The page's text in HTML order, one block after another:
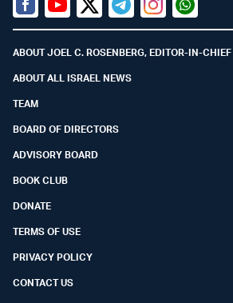
Facebook
YoutubeTwitter (X)
TelegramInstagramWhatsapp
ABOUT JOEL C. ROSENBERG, EDITOR-IN-CHIEF
ABOUT ALL ISRAEL NEWS
TEAM
BOARD OF DIRECTORS
ADVISORY BOARD
BOOK CLUB
DONATE
TERMS OF USE
PRIVACY POLICY
CONTACT US